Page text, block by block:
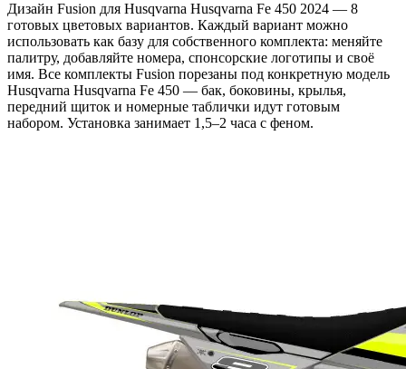
Дизайн Fusion для Husqvarna Husqvarna Fe 450 2024 — 8
готовых цветовых вариантов. Каждый вариант можно
использовать как базу для собственного комплекта: меняйте
палитру, добавляйте номера, спонсорские логотипы и своё
имя. Все комплекты Fusion порезаны под конкретную модель
Husqvarna Husqvarna Fe 450 — бак, боковины, крылья,
передний щиток и номерные таблички идут готовым
набором. Установка занимает 1,5–2 часа с феном.